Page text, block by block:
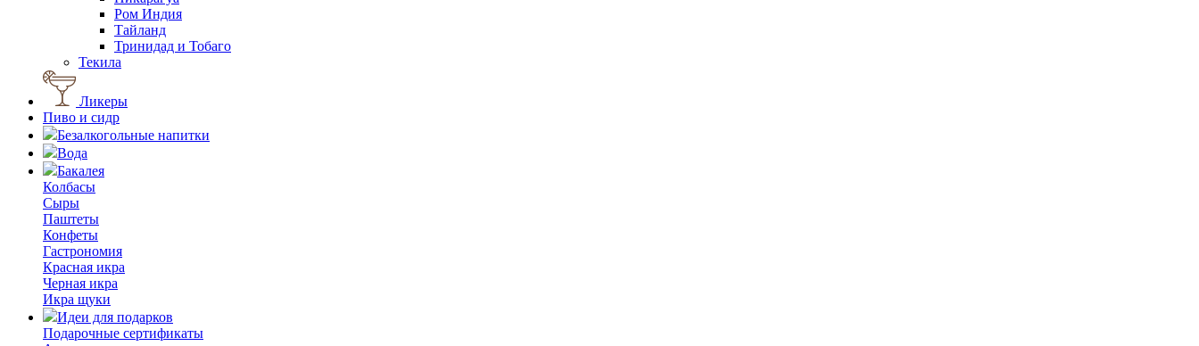
Ром Индия
Тайланд
Тринидад и Тобаго
Текила
Ликеры
Пиво и сидр
Безалкогольные напитки
Вода
Бакалея
Колбасы
Сыры
Паштеты
Конфеты
Гастрономия
Красная икра
Черная икра
Икра щуки
Идеи для подарков
Подарочные сертификаты